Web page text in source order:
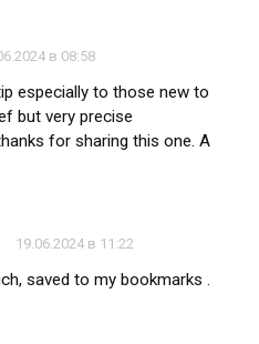
в 08:58
especially to those new to
but very precise
for sharing this one. A
19.06.2024 в 11:22
saved to my bookmarks .